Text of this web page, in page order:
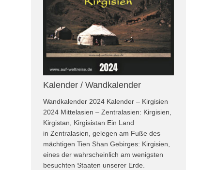
Kalender / Wandkalender
Wandkalender 2024 Kalender – Kirgisien
2024 Mittelasien – Zentralasien: Kirgisien,
Kirgistan, Kirgisistan Ein Land
in Zentralasien, gelegen am Fuße des
mächtigen Tien Shan Gebirges: Kirgisien,
eines der wahrscheinlich am wenigsten
besuchten Staaten unserer Erde.